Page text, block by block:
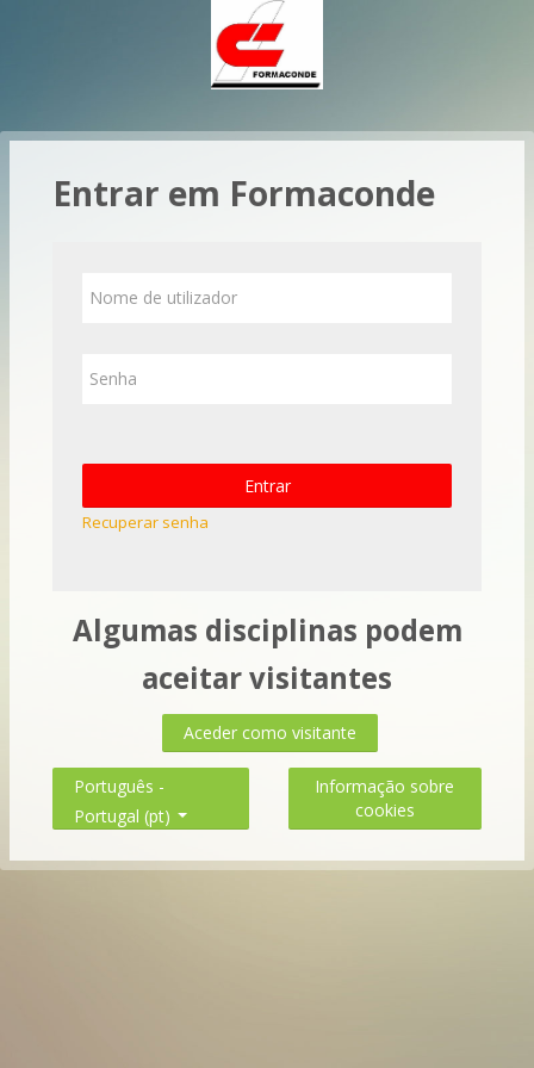
Entrar em Formaconde
Entrar
Recuperar senha
Algumas disciplinas podem
aceitar visitantes
Aceder como visitante
Português -
Portugal ‎(pt)‎
Informação sobre
cookies